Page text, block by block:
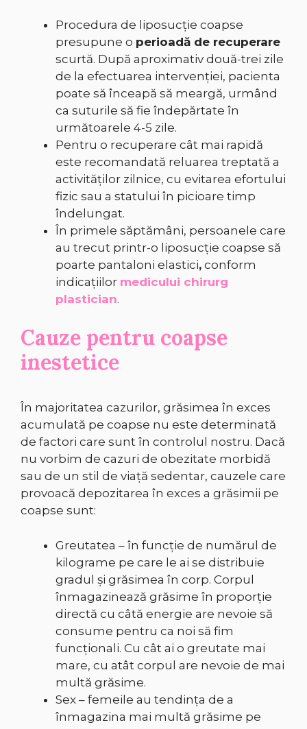
Procedura de liposucție coapse
presupune o perioadă de recuperare
scurtă. După aproximativ două-trei zile
de la efectuarea intervenţiei, pacienta
poate să înceapă să meargă, urmând
ca suturile să fie îndepărtate în
următoarele 4-5 zile.
Pentru o recuperare cât mai rapidă
este recomandată reluarea treptată a
activităţilor zilnice, cu evitarea efortului
fizic sau a statului în picioare timp
îndelungat.
În primele săptămâni, persoanele care
au trecut printr-o liposucție coapse să
poarte pantaloni elastici, conform
indicațiilor medicului chirurg
plastician.
Cauze pentru coapse
inestetice
În majoritatea cazurilor, grăsimea în exces
acumulată pe coapse nu este determinată
de factori care sunt în controlul nostru. Dacă
nu vorbim de cazuri de obezitate morbidă
sau de un stil de viață sedentar, cauzele care
provoacă depozitarea în exces a grăsimii pe
coapse sunt:
Greutatea – în funcție de numărul de
kilograme pe care le ai se distribuie
gradul și grăsimea în corp. Corpul
înmagazinează grăsime în proporție
directă cu câtă energie are nevoie să
consume pentru ca noi să fim
funcționali. Cu cât ai o greutate mai
mare, cu atât corpul are nevoie de mai
multă grăsime.
Sex – femeile au tendința de a
înmagazina mai multă grăsime pe